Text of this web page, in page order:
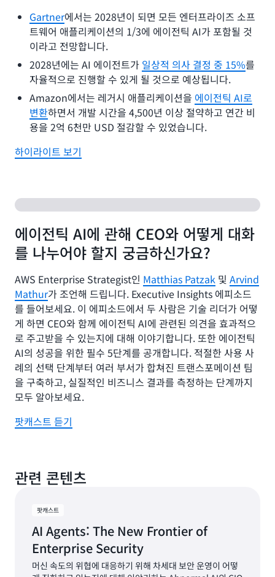
Gartner에서는 2028년이 되면 모든 엔터프라이즈 소프
트웨어 애플리케이션의 1/3에 에이전틱 AI가 포함될 것
이라고 전망합니다.
2028년에는 AI 에이전트가 일상적 의사 결정 중 15%를
자율적으로 진행할 수 있게 될 것으로 예상됩니다.
Amazon에서는 레거시 애플리케이션을 에이전틱 AI로
변환하면서 개발 시간을 4,500년 이상 절약하고 연간 비
용을 2억 6천만 USD 절감할 수 있었습니다.
하이라이트 보기
에이전틱 AI에 관해 CEO와 어떻게 대화
를 나누어야 할지 궁금하신가요?
AWS Enterprise Strategist인 Matthias Patzak 및 Arvind
Mathur가 조언해 드립니다. Executive Insights 에피소드
를 들어보세요. 이 에피소드에서 두 사람은 기술 리더가 어떻
게 하면 CEO와 함께 에이전틱 AI에 관련된 의견을 효과적으
로 주고받을 수 있는지에 대해 이야기합니다. 또한 에이전틱
AI의 성공을 위한 필수 5단계를 공개합니다. 적절한 사용 사
례의 선택 단계부터 여러 부서가 합쳐진 트랜스포메이션 팀
을 구축하고, 실질적인 비즈니스 결과를 측정하는 단계까지
모두 알아보세요.
팟캐스트 듣기
관련 콘텐츠
팟캐스트
AI Agents: The New Frontier of
Enterprise Security
머신 속도의 위협에 대응하기 위해 차세대 보안 운영이 어떻